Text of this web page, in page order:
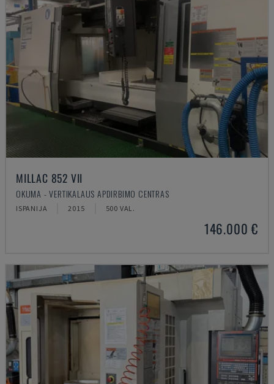
MILLAC 852 VII
OKUMA - VERTIKALAUS APDIRBIMO CENTRAS
ISPANIJA 2015 500 VAL.
146.000 €